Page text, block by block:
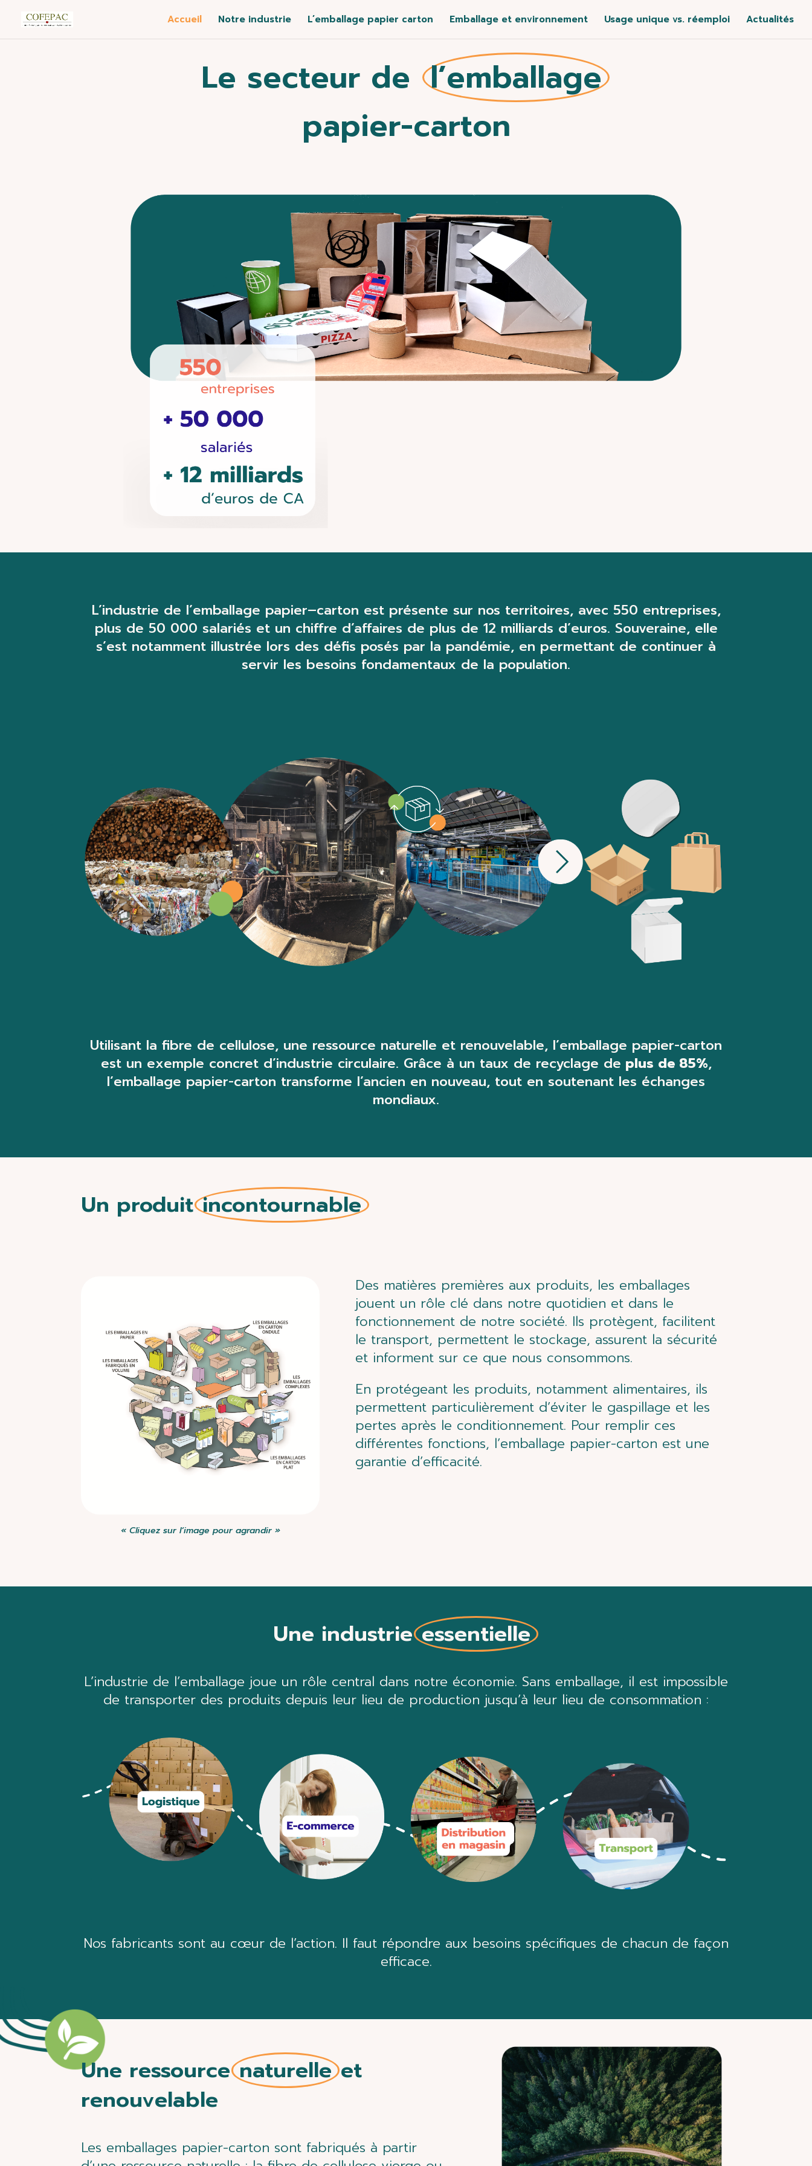
Accueil Notre industrie L’emballage papier carton Emballage et environnement Usage unique vs. réemploi Actualités
Le secteur de l’emballage
papier-carton
L’industrie de l’emballage papier–carton est présente sur nos territoires,avec 550 entreprises,
plus de 50 000 salariés et un chiffre d’affaires de plus de 12 milliards d’euros. Souveraine, elle
s’est notamment illustrée lors des défis posés par la pandémie, en permettant de continuer à
servir les besoins fondamentaux de la population.
Utilisant la fibre de cellulose, une ressource naturelle et renouvelable, l’emballage papier-carton
est un exemple concret d’industrie circulaire. Grâce à un taux de recyclage de plus de 85%,
l’emballage papier-carton transforme l’ancien en nouveau, tout en soutenant les échanges
mondiaux.
Un produit incontournable
« Cliquez sur l’image pour agrandir »
Des matières premières aux produits, les emballages
jouent un rôle clé dans notre quotidien et dans le
fonctionnement de notre société. Ils protègent, facilitent
le transport, permettent le stockage, assurent la sécurité
et informent sur ce que nous consommons.
En protégeant les produits, notamment alimentaires, ils
permettent particulièrement d’éviter le gaspillage et les
pertes après le conditionnement. Pour remplir ces
différentes fonctions, l’emballage papier-carton est une
garantie d’efficacité.
Une industrie essentielle
L’industrie de l’emballage joue un rôle central dans notre économie. Sans emballage, il est impossible
de transporter des produits depuis leur lieu de production jusqu’à leur lieu de consommation :
Nos fabricants sont au cœur de l’action. Il faut répondre aux besoins spécifiques de chacun de façon
efficace.
Une ressource naturelle et
renouvelable
Les emballages papier-carton sont fabriqués à partir